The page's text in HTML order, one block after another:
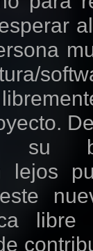
su
lejos
libre